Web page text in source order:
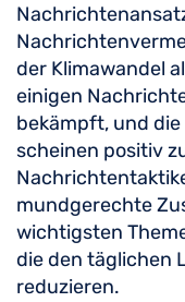
der Klimawandel
einigen
bekämpft, und
scheinen positiv
mundgerechte
wichtigsten
die den täglichen
reduzieren.